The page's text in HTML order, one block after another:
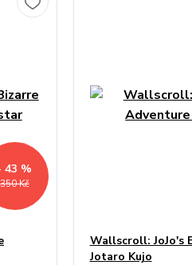
350 Kč
43 %
Wallscroll: JoJo's
Jotaro Kujo